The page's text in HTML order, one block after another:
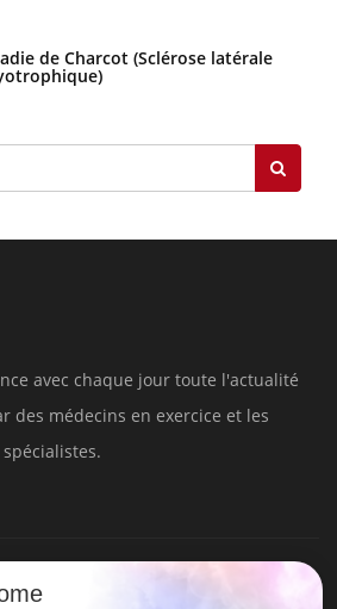
de Charcot (Sclérose latérale
avec chaque jour toute l'actualité
des médecins en exercice et les
et cookies